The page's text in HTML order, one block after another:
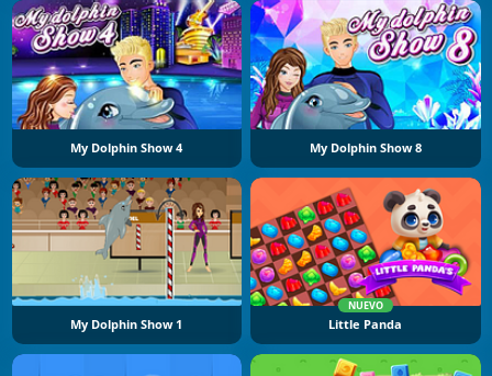
My Dolphin Show 4 My Dolphin Show 8
My Dolphin Show 1
NUEVO
Little Panda